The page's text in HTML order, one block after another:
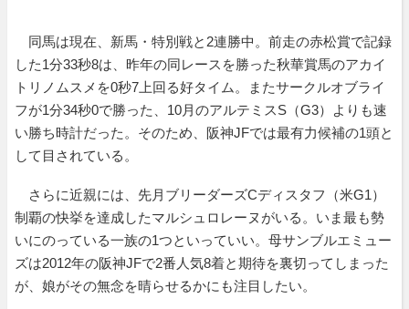
同馬は現在、新馬・特別戦と2連勝中。前走の赤松賞で記録
した1分33秒8は、昨年の同レースを勝った秋華賞馬のアカイ
トリノムスメを0秒7上回る好タイム。またサークルオブライ
フが1分34秒0で勝った、10月のアルテミスS（G3）よりも速
い勝ち時計だった。そのため、阪神JFでは最有力候補の1頭と
して目されている。
さらに近親には、先月ブリーダーズCディスタフ（米G1）
制覇の快挙を達成したマルシュロレーヌがいる。いま最も勢
いにのっている一族の1つといっていい。母サンブルエミュー
ズは2012年の阪神JFで2番人気8着と期待を裏切ってしまった
が、娘がその無念を晴らせるかにも注目したい。